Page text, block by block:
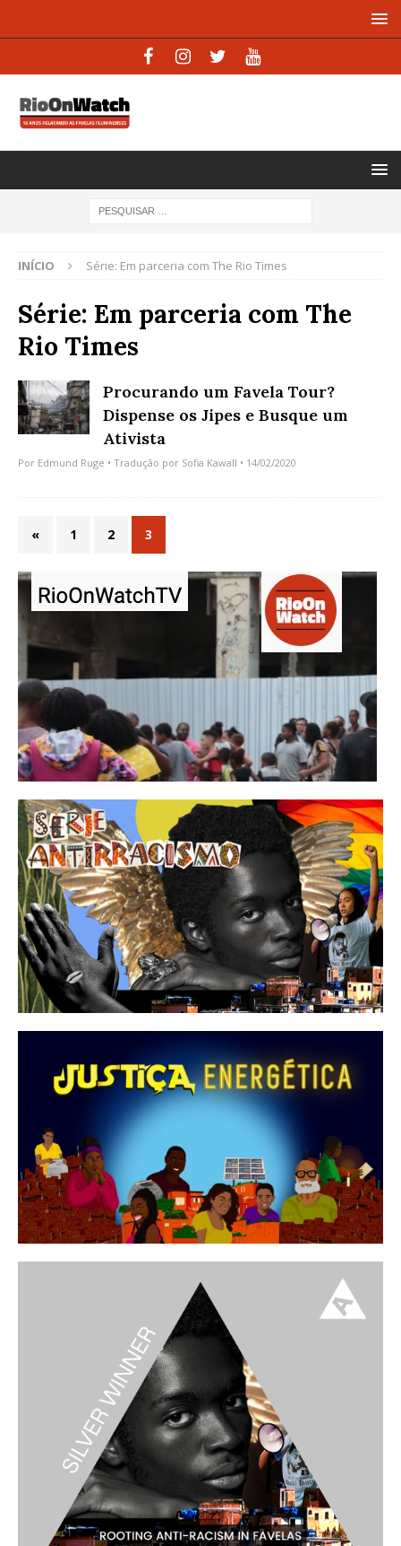
INÍCIO Série: Em parceria com The Rio Times
Série: Em parceria com The
Rio Times
Procurando um Favela Tour?
Dispense os Jipes e Busque um
Ativista
Por Edmund Ruge • Tradução por Sofia Kawall • 14/02/2020
« 1 2 3